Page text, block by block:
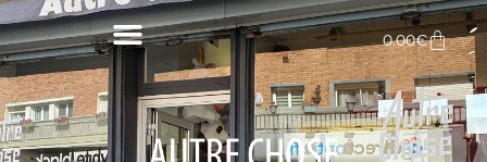
Aller
au
contenu
0.00€